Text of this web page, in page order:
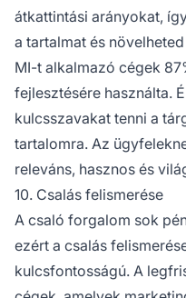
átkattintási arányokat,
a tartalmat és
MI-t alkalmazó cégek
fejlesztésére használta.
kulcsszavakat tenni a
tartalomra. Az
releváns, hasznos és
10. Csalás felismerése
A csaló forgalom sok
ezért a csalás
kulcsfontosságú. A